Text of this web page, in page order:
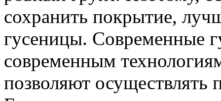
сохранить покрытие,
гусеницы. Современные
современным
позволяют осуществлять